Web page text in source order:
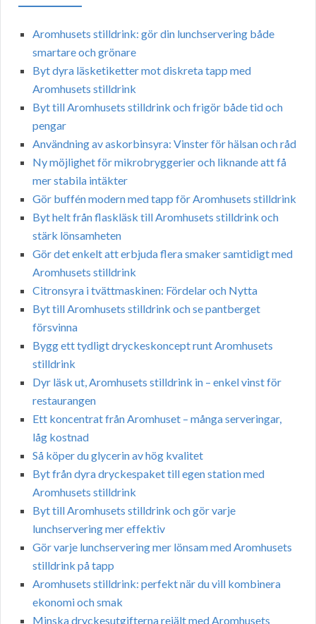
Aromhusets stilldrink: gör din lunchservering både
smartare och grönare
Byt dyra läsketiketter mot diskreta tapp med
Aromhusets stilldrink
Byt till Aromhusets stilldrink och frigör både tid och
pengar
Användning av askorbinsyra: Vinster för hälsan och råd
Ny möjlighet för mikrobryggerier och liknande att få
mer stabila intäkter
Gör buffén modern med tapp för Aromhusets stilldrink
Byt helt från flaskläsk till Aromhusets stilldrink och
stärk lönsamheten
Gör det enkelt att erbjuda flera smaker samtidigt med
Aromhusets stilldrink
Citronsyra i tvättmaskinen: Fördelar och Nytta
Byt till Aromhusets stilldrink och se pantberget
försvinna
Bygg ett tydligt dryckeskoncept runt Aromhusets
stilldrink
Dyr läsk ut, Aromhusets stilldrink in – enkel vinst för
restaurangen
Ett koncentrat från Aromhuset – många serveringar,
låg kostnad
Så köper du glycerin av hög kvalitet
Byt från dyra dryckespaket till egen station med
Aromhusets stilldrink
Byt till Aromhusets stilldrink och gör varje
lunchservering mer effektiv
Gör varje lunchservering mer lönsam med Aromhusets
stilldrink på tapp
Aromhusets stilldrink: perfekt när du vill kombinera
ekonomi och smak
Minska dryckesutgifterna rejält med Aromhusets